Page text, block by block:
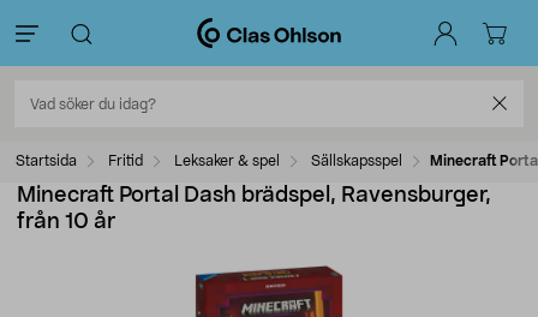
Startsida Fritid Leksaker & spel Sällskapsspel Minecraft
Minecraft Portal Dash brädspel, Ravensburger,
från 10 år